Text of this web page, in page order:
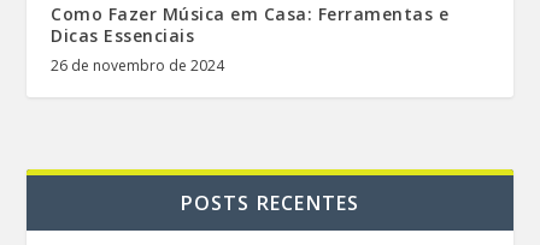
Como Fazer Música em Casa: Ferramentas e
Dicas Essenciais
26 de novembro de 2024
POSTS RECENTES